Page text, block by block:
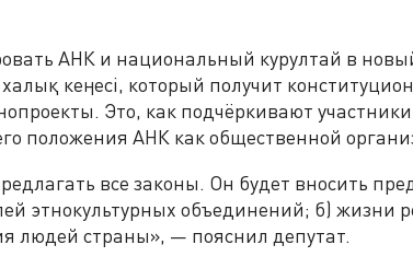
АНК и национальный курултай в
кеңесі, который получит
Это, как подчёркивают участники
положения АНК как общественной
все законы. Он будет вносить
этнокультурных объединений; б) жизни
людей страны», — пояснил депутат.